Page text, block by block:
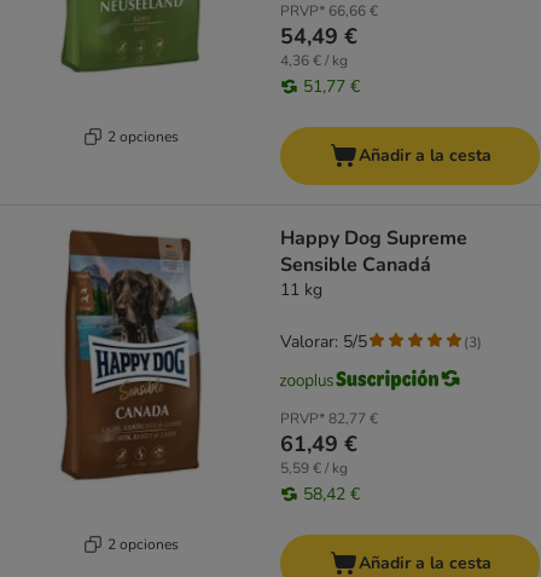
2 opciones
PRVP* 66,66 €
54,49 €
4,36 € / kg
51,77 €
Añadir a la cesta
2 opciones
Happy Dog Supreme
Sensible Canadá
11 kg
PRVP*82,77 €
61,49 €
5,59 € / kg
58,42 €
Valorar: 5/5 (3)
Añadir a la cesta